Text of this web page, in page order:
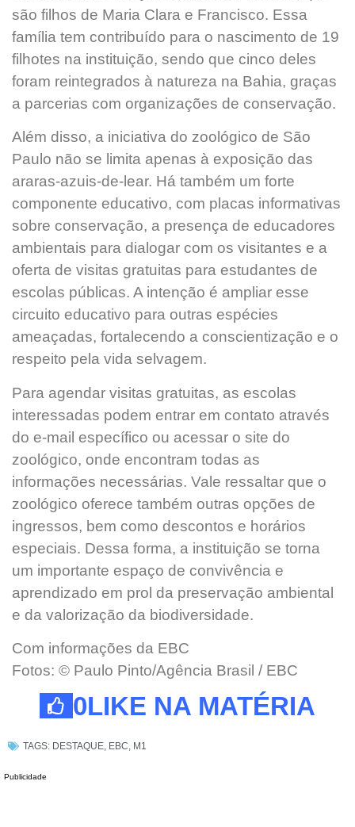
são filhos de Maria Clara e Francisco. Essa
família tem contribuído para o nascimento de 19
filhotes na instituição, sendo que cinco deles
foram reintegrados à natureza na Bahia, graças
a parcerias com organizações de conservação.
Além disso, a iniciativa do zoológico de São
Paulo não se limita apenas à exposição das
araras-azuis-de-lear. Há também um forte
componente educativo, com placas informativas
sobre conservação, a presença de educadores
ambientais para dialogar com os visitantes e a
oferta de visitas gratuitas para estudantes de
escolas públicas. A intenção é ampliar esse
circuito educativo para outras espécies
ameaçadas, fortalecendo a conscientização e o
respeito pela vida selvagem.
Para agendar visitas gratuitas, as escolas
interessadas podem entrar em contato através
do e-mail específico ou acessar o site do
zoológico, onde encontram todas as
informações necessárias. Vale ressaltar que o
zoológico oferece também outras opções de
ingressos, bem como descontos e horários
especiais. Dessa forma, a instituição se torna
um importante espaço de convivência e
aprendizado em prol da preservação ambiental
e da valorização da biodiversidade.
Com informações da EBC
Fotos: © Paulo Pinto/Agência Brasil / EBC
0LIKE NA MATÉRIA
TAGS: DESTAQUE, EBC, M1
Publicidade